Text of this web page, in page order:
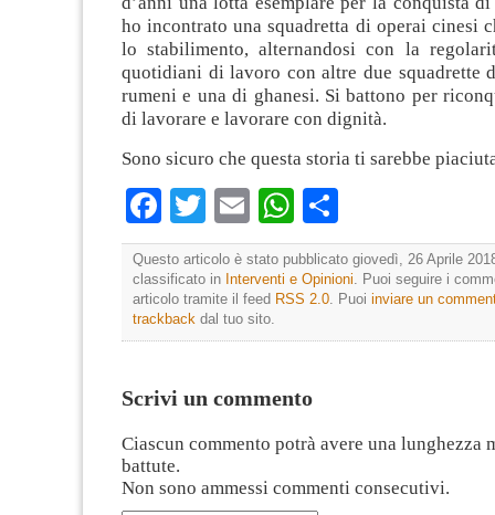
ho incontrato una squadretta di operai cinesi
lo stabilimento, alternandosi con la
quotidiani di lavoro con altre due squadrette
rumeni e una di ghanesi. Si battono per
di lavorare e lavorare con dignità.
Sono sicuro che questa storia ti sarebbe
Facebook
TwitterEmailWhatsApp
Questo articolo è stato pubblicato giovedì, 26 Aprile
classificato in Interventi e Opinioni. Puoi seguire i
articolo tramite il feed RSS 2.0. Puoi inviare un
trackback dal tuo sito.
Scrivi un commento
Ciascun commento potrà avere una lunghezza
battute.
Non sono ammessi commenti consecutivi.